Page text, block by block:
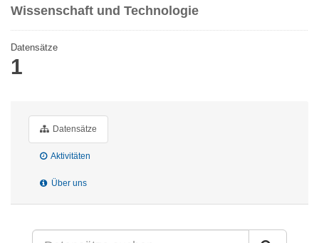
Wissenschaft und Technologie
Datensätze
1
Datensätze
Aktivitäten
Über uns